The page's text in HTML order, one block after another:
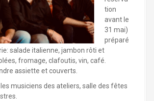
tion
avant le
31 mai)
préparé
salade italienne, jambon rôti et
fromage, clafoutis, vin, café.
assiette et couverts.
musiciens des ateliers, salle des fêtes